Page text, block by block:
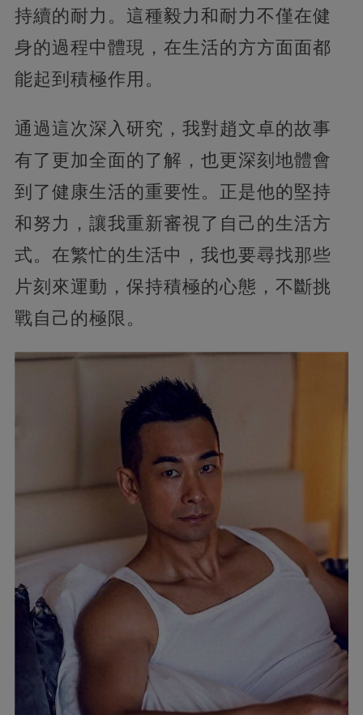
持續的耐力。這種毅力和耐力不僅在健
身的過程中體現，在生活的方方面面都
能起到積極作用。
通過這次深入研究，我對趙文卓的故事
有了更加全面的了解，也更深刻地體會
到了健康生活的重要性。正是他的堅持
和努力，讓我重新審視了自己的生活方
式。在繁忙的生活中，我也要尋找那些
片刻來運動，保持積極的心態，不斷挑
戰自己的極限。